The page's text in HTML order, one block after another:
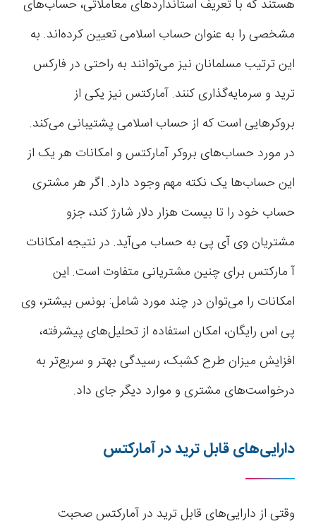
هستند که با تعریف استانداردهای معاملاتی، حساب‌های
مشخصی را به عنوان حساب اسلامی تعیین کرده‌اند. به
این ترتیب مسلمانان نیز می‌توانند به راحتی در فارکس
ترید و سرمایه‌گذاری کنند. آمارکتس نیز یکی از
بروکرهایی است که از حساب اسلامی پشتیبانی می‌کند.
در مورد حساب‌های بروکر آمارکتس و امکانات هر یک از
این حساب‌ها یک نکته مهم وجود دارد. اگر هر مشتری
حساب خود را تا بیست هزار دلار شارژ کند، جزو
مشتریان وی آی پی به حساب می‌آید. در نتیجه امکانات
آ مارکتس برای چنین مشتریانی متفاوت است. این
امکانات را می‌توان در چند مورد شامل: بونس بیشتر، وی
پی اس رایگان، امکان استفاده از تحلیل‌های پیشرفته،
افزایش میزان طرح کشبک، رسیدگی بهتر و سریع‌تر به
درخواست‌های مشتری و موارد دیگر جای داد.
دارایی‌های قابل ترید در آمارکتس
وقتی از دارایی‌های قابل ترید در آمارکتس صحبت